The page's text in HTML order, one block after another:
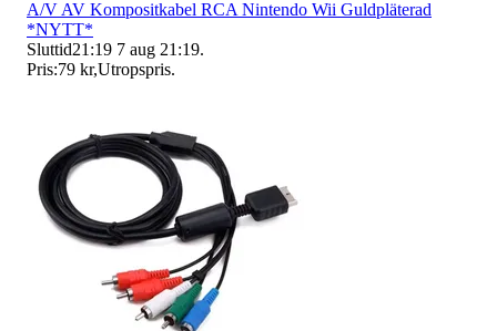
A/V AV Kompositkabel RCA Nintendo Wii Guldpläterad
*NYTT*
Sluttid21:19 7 aug 21:19.
Pris:79 kr,Utropspris.